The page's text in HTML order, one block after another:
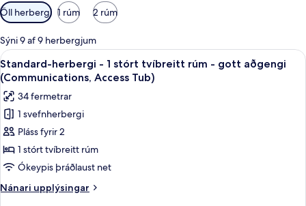
Síur
í
boði
fyrir
herbergi
Öll herbergi 1 rúm 2 rúm
Sýni 9 af 9 herbergjum
Skoða
allar
myndir
fyrir
Standard-
herbergi
-
1
stórt
tvíbreitt
Skrifborð, myrkratjöld/-gardínur,
14
Standard-herbergi - 1 stórt tvíbreitt rúm - gott aðgengi
(Communications, Access Tub)
34 fermetrar
1 svefnherbergi
Pláss fyrir 2
1 stórt tvíbreitt rúm
Ókeypis þráðlaust net
Nánari upplýsingar
Nánari